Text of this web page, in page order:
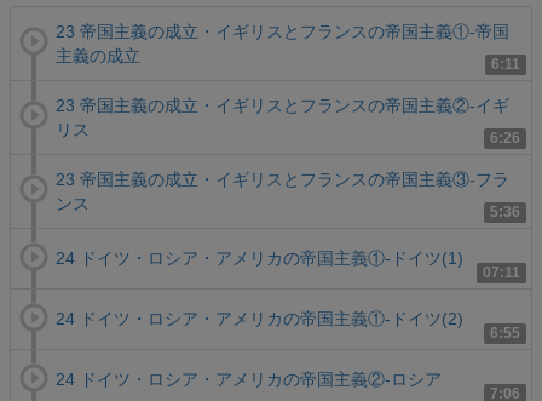
6:11
23 帝国主義の成立・イギリスとフランスの帝国主義①-帝国
主義の成立
6:26
23 帝国主義の成立・イギリスとフランスの帝国主義②-イギ
リス
5:36
23 帝国主義の成立・イギリスとフランスの帝国主義③-フラ
ンス
07:11
24 ドイツ・ロシア・アメリカの帝国主義①-ドイツ(1)
6:55
24 ドイツ・ロシア・アメリカの帝国主義①-ドイツ(2)
7:06
24 ドイツ・ロシア・アメリカの帝国主義②-ロシア